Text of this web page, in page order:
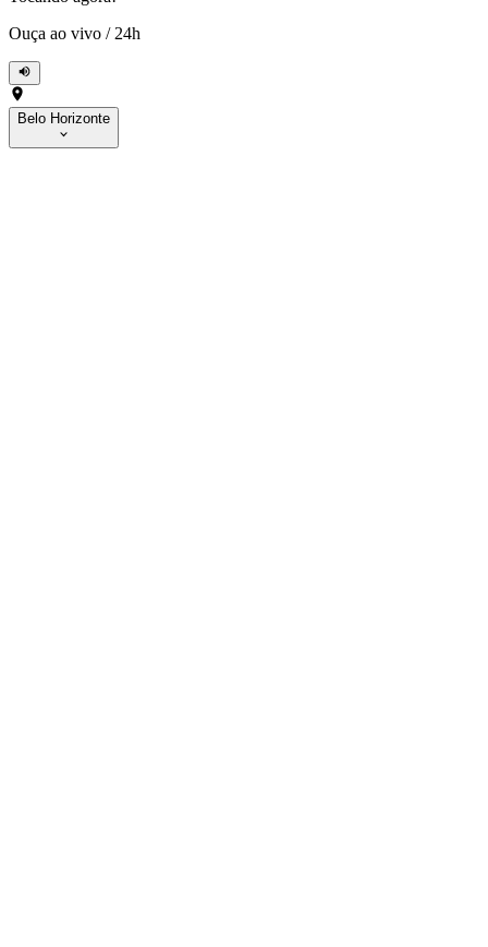
Ouça ao vivo / 24h
Belo Horizonte